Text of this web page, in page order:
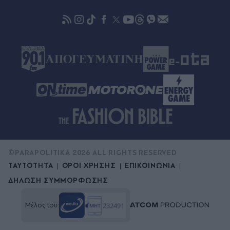
Έλεγχοι με drones και MyCoast σε πάνω από 300
σφραγίσεις επιχειρήσεων για παραβάσεις και
παρεμπόδιση πρόσβασης στον αιγιαλό
ΤΑΥΤΟΤΗΤΑ ΟΡΟΙ ΧΡΗΣΗΣ
ΕΠΙΚΟΙΝΩΝΙΑ
ΔΗΛΩΣΗ ΣΥΜΜΟΡΦΩΣΗΣ
©PARAPOLITIKA 2026 ALL RIGHTS RESERVED
Μέλος του: